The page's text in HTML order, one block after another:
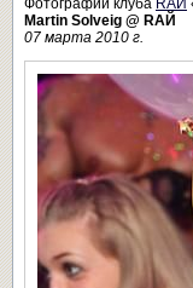
Фотографии клуба RAЙ
Martin Solveig @ RАЙ
07 марта 2010 г.